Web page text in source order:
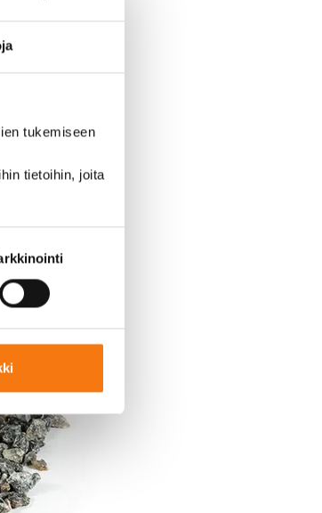
tukemiseen
tietoihin, joita